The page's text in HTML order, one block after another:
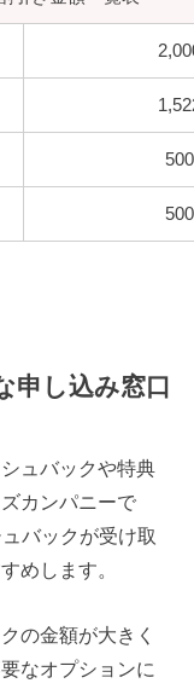
申し込み窓口
ュバックや特典
カンパニーで
バックが受け取
めします。
の金額が大きく
なオプションに